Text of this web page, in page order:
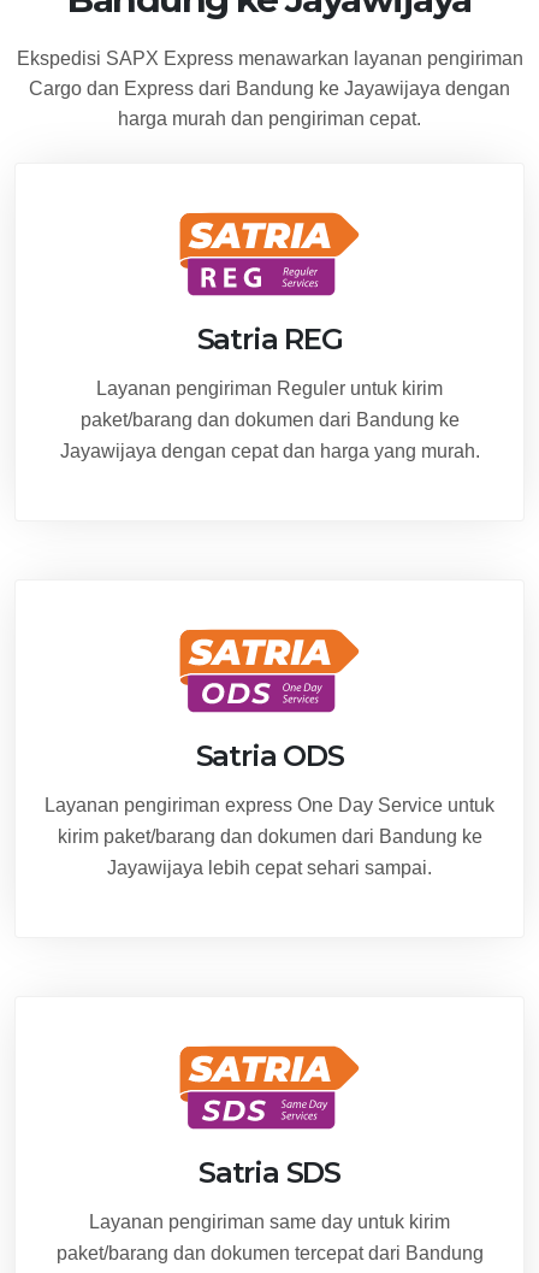
Ekspedisi SAPX Express menawarkan layanan pengiriman
Cargo dan Express dari Bandung ke Jayawijaya dengan
harga murah dan pengiriman cepat.
Satria REG
Layanan pengiriman Reguler untuk kirim
paket/barang dan dokumen dari Bandung ke
Jayawijaya dengan cepat dan harga yang murah.
Satria ODS
Layanan pengiriman express One Day Service untuk
kirim paket/barang dan dokumen dari Bandung ke
Jayawijaya lebih cepat sehari sampai.
Satria SDS
Layanan pengiriman same day untuk kirim
paket/barang dan dokumen tercepat dari Bandung